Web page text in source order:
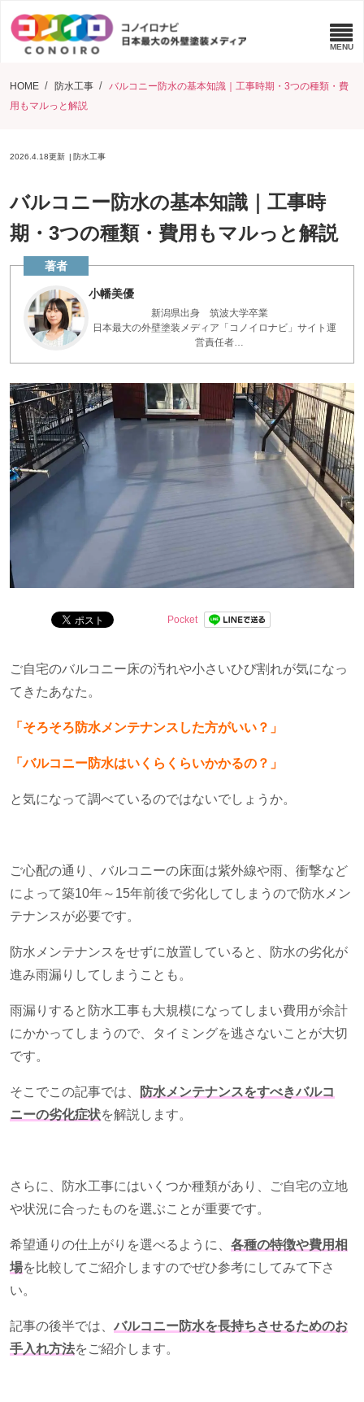
HOME 防水工事
バルコニー防水の基本知識｜工事時期・3つの種類・費
用もマルっと解説
2026.4.18更新 防水工事
バルコニー防水の基本知識｜工事時
期・3つの種類・費用もマルっと解説
小幡美優
新潟県出身 筑波大学卒業
日本最大の外壁塗装メディア「コノイロナビ」サイト運
営責任者
Pocket
ご自宅のバルコニー床の汚れや小さいひび割れが気になっ
てきたあなた。
「そろそろ防水メンテナンスした方がいい？」
「バルコニー防水はいくらくらいかかるの？」
と気になって調べているのではないでしょうか。
ご心配の通り、バルコニーの床面は紫外線や雨、衝撃など
によって築10年～ 15年前後で劣化してしまうので防水メン
テナンスが必要です。
防水メンテナンスをせずに放置していると、防水の劣化が
進み雨漏りしてしまうことも。
雨漏りすると防水工事も大規模になってしまい費用が余計
にかかってしまうので、タイミングを逃さないことが大切
です。
そこでこの記事では、
防水メンテナンスをすべきバルコ
ニーの劣化症状を解説します。
さらに、防水工事にはいくつか種類があり、ご自宅の立地
や状況に合ったものを選ぶことが重要です。
希望通りの仕上がりを選べるように、 各種の特徴や費用相
場を比較してご紹介しますのでぜひ参考にしてみて下さ
い。
記事の後半では、 バルコニー防水を長持ちさせるためのお
手入れ方法をご紹介します。